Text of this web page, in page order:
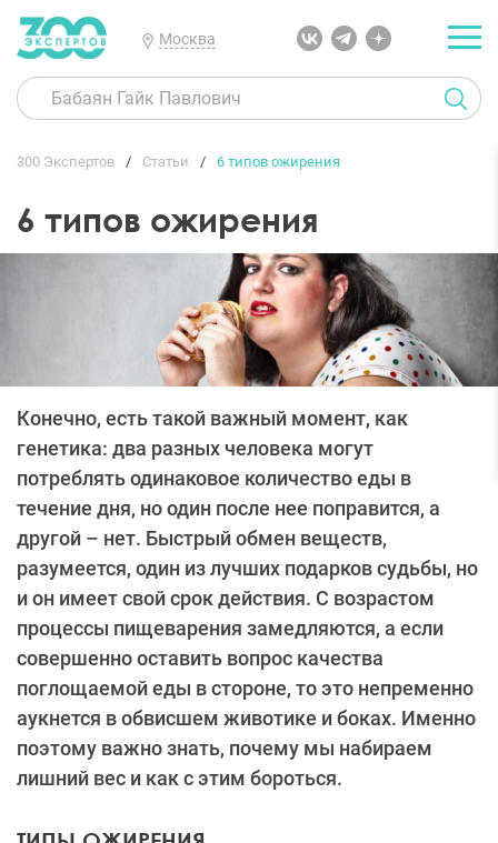
Москва
300 Экспертов Статьи 6 типов ожирения
6 типов ожирения
Конечно, есть такой важный момент, как
генетика: два разных человека могут
потреблять одинаковое количество еды в
течение дня, но один после нее поправится, а
другой – нет. Быстрый обмен веществ,
разумеется, один из лучших подарков судьбы, но
и он имеет свой срок действия. С возрастом
процессы пищеварения замедляются, а если
совершенно оставить вопрос качества
поглощаемой еды в стороне, то это непременно
аукнется в обвисшем животике и боках. Именно
поэтому важно знать, почему мы набираем
лишний вес и как с этим бороться.